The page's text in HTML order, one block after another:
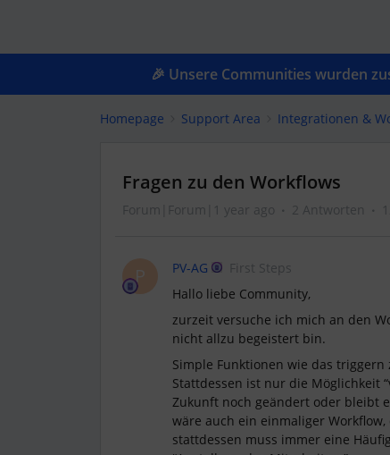
🎉 Unsere Communities wurden
Homepage Support Area Integrationen &
Fragen zu den Workflows
Forum|Forum|1 year ago 2 Antworten
P PV-AG
First Steps
Hallo liebe Community,
zurzeit versuche ich mich an den
nicht allzu begeistert bin.
Simple Funktionen wie das
Stattdessen ist nur die Möglichkeit
Zukunft noch geändert oder bleibt
wäre auch ein einmaliger
stattdessen muss immer eine